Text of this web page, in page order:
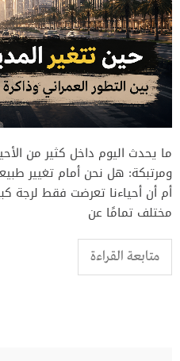
ما يحدث اليوم داخل كثير من
ومرتبكة: هل نحن أمام تغيير
أم أن أحياءنا تعرضت فقط لرجة
مختلف تمامًا عن
متابعة القراءة